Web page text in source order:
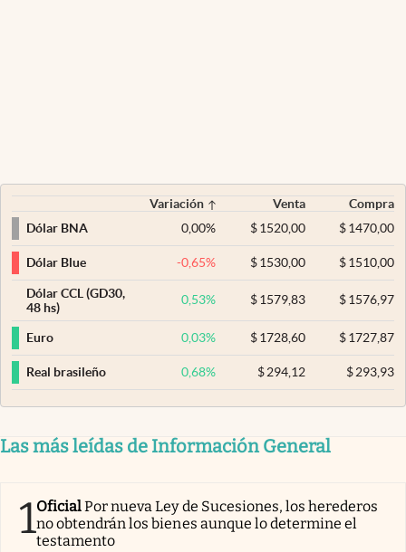
Variación Venta
Compra
Dólar BNA
0,00% $ 1520,00 $1470,00
Dólar Blue -0,65% $ 1530,00 $1510,00
Dólar CCL (GD30,
48 hs)
0,53% $ 1579,83 $1576,97
Euro 0,03% $ 1728,60 $1727,87
Real brasileño 0,68% $ 294,12 $293,93
Las más leídas de Información General
1OficialPor nueva Ley de Sucesiones, los herederos
no obtendrán los bienes aunque lo determine el
testamento